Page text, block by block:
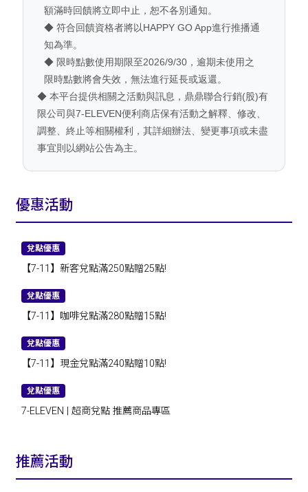
額滿時回饋將立即中止，恕不各別通知。
◆ 符合回饋資格者將以HAPPY GO App進行推播通
知為準。
◆ 限時點數使用期限至2026/9/30，逾期未使用之
限時點數將會失效，無法進行延長或返還。
◆ 本平台提供相關之活動與訊息，鼎鼎聯合行銷(股)有
限公司與7-ELEVEN便利商店保有活動之解釋、修改、
調整、終止等相關權利，其詳細辦法、變更事項或未盡
事宜則以網站公告為主。
優惠活動
兌點優惠
【7-11】新客兌點滿250點贈25點!
兌點優惠
【7-11】咖啡兌點滿280點贈15點!
兌點優惠
【7-11】現金兌點滿240點贈10點!
兌點優惠
7-ELEVEN | 超商兌點 推薦商品專區
推薦活動